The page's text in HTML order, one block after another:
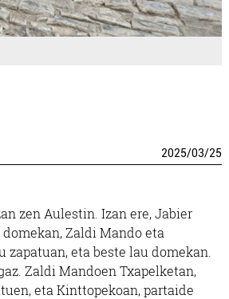
2025/03/25
zen Aulestin. Izan ere, Jabier
Zaldi Mando eta
eta beste lau domekan.
Zaldi Mandoen Txapelketan,
eta Kinttopekoan, partaide